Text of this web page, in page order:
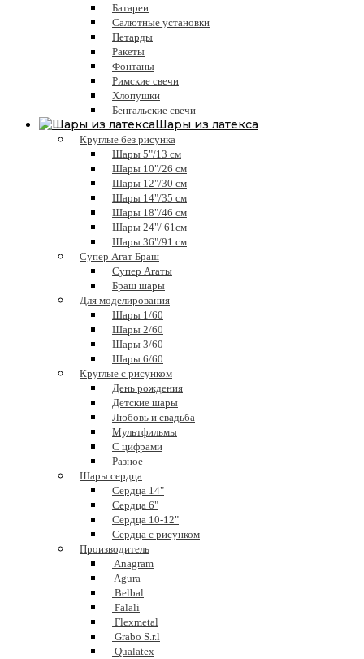
Батареи
Салютные установки
Петарды
Ракеты
Фонтаны
Римские свечи
Хлопушки
Бенгальские свечи
Шары из латекса
Круглые без рисунка
Шары 5"/13 см
Шары 10"/26 см
Шары 12"/30 см
Шары 14"/35 см
Шары 18"/46 см
Шары 24"/ 61см
Шары 36"/91 см
Супер Агат Браш
Супер Агаты
Браш шары
Для моделирования
Шары 1/60
Шары 2/60
Шары 3/60
Шары 6/60
Круглые с рисунком
День рождения
Детские шары
Любовь и свадьба
Мультфильмы
С цифрами
Разное
Шары сердца
Сердца 14"
Сердца 6"
Сердца 10-12"
Сердца с рисунком
Производитель
Anagram
Agura
Belbal
Falali
Flexmetal
Grabo S.r.l
Qualatex